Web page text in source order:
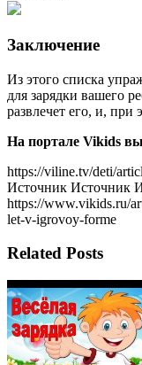
Заключение
Из этого списка
для зарядки вашего
развлечет его, и,
На портале Vikids
https://viline.tv/deti/
Источник Источник
https://www.vikids.ru/
let-v-igrovoy-forme
Related Posts